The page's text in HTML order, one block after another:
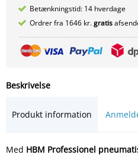
Betænkningstid: 14 hverdage
Ordrer fra 1646 kr.gratis
Beskrivelse
Produkt information
Med HBM Professionel